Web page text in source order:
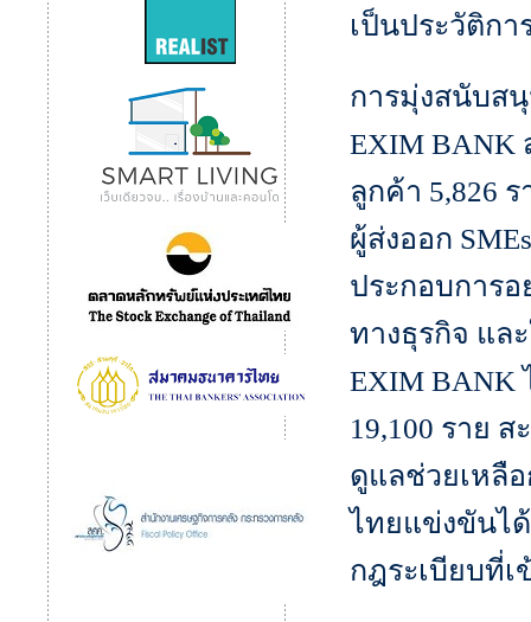
เป็นประวัติก
การมุ่งสนับส
EXIM BANK
ลูกค้า 5,826
ผู้ส่งออก
ประกอบการ
ทางธุรกิจ แล
EXIM BANK
19,100 ราย
ดูแลช่วยเหลื
ไทยแข่งขันไ
กฎระเบียบที่